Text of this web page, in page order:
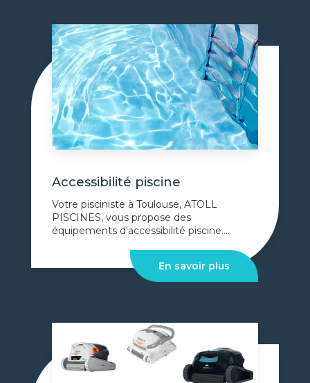
Accessibilité piscine
Votre pisciniste à Toulouse, ATOLL
PISCINES, vous propose des
équipements d'accessibilité piscine....
En savoir plus